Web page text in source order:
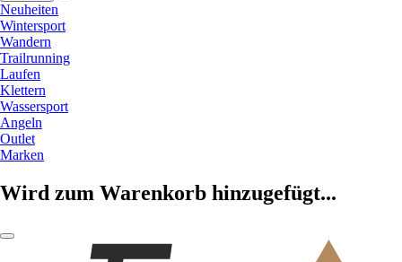
Neuheiten
Wintersport
Wandern
Trailrunning
Laufen
Klettern
Wassersport
Angeln
Outlet
Marken
Wird zum Warenkorb hinzugefügt...